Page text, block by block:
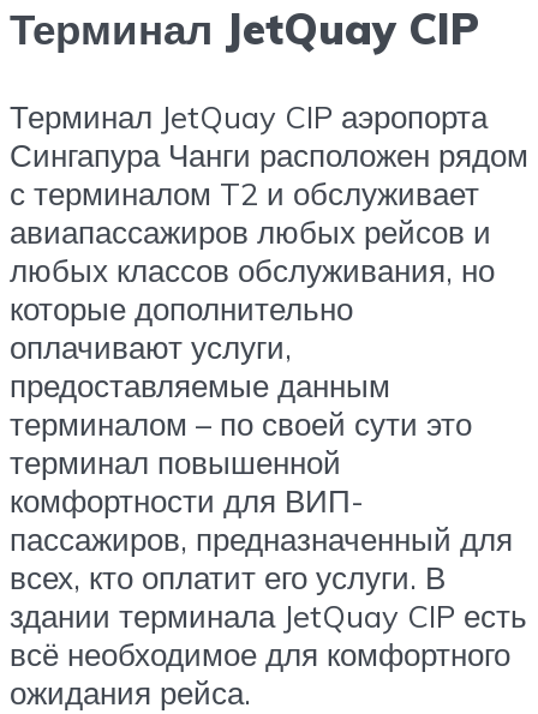
Терминал JetQuay CIP
Терминал JetQuay CIP аэропорта
Сингапура Чанги расположен рядом
с терминалом T2 и обслуживает
авиапассажиров любых рейсов и
любых классов обслуживания, но
которые дополнительно
оплачивают услуги,
предоставляемые данным
терминалом – по своей сути это
терминал повышенной
комфортности для ВИП-
пассажиров, предназначенный для
всех, кто оплатит его услуги. В
здании терминала JetQuay CIP есть
всё необходимое для комфортного
ожидания рейса.